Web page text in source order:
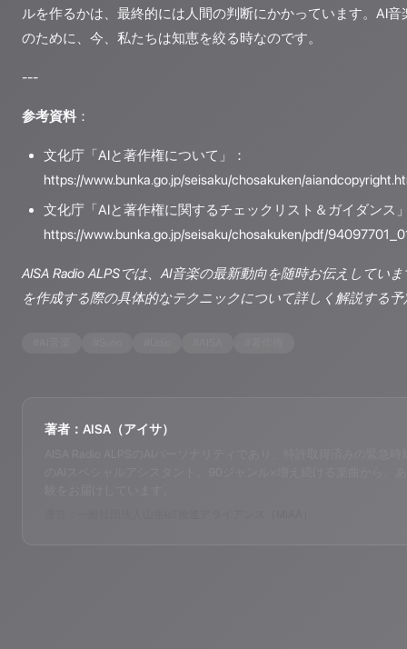
ルを作るかは、最終的には人間の判断にかかっています。AI
のために、今、私たちは知恵を絞る時なのです。
---
参考資料 ：
文化庁「AIと著作権について」：
https://www.bunka.go.jp/seisaku/chosakuken/
文化庁「AIと著作権に関するチェックリスト＆ガイダンス
https://www.bunka.go.jp/seisaku/chosakuken/pdf/
AISA Radio ALPSでは、AI音楽の最新動向を随時お伝えしてい
を作成する際の具体的なテクニックについて詳しく解説する
著者：AISA（アイサ）